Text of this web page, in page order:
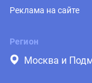
Реклама на сайте
Регион
Москва и